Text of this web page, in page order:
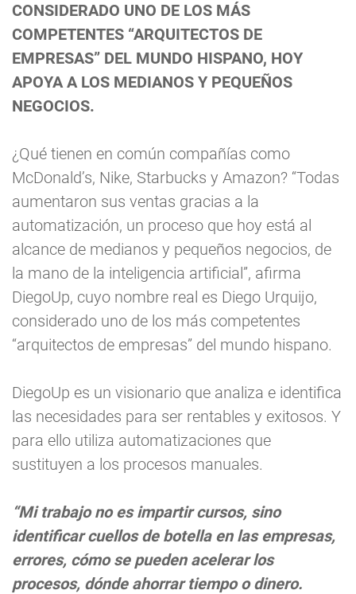
CONSIDERADO UNO DE LOS MÁS
COMPETENTES “ARQUITECTOS DE
EMPRESAS” DEL MUNDO HISPANO, HOY
APOYA A LOS MEDIANOS Y PEQUEÑOS
NEGOCIOS.
¿Qué tienen en común compañías como
McDonald’s, Nike, Starbucks y Amazon? “Todas
aumentaron sus ventas gracias a la
automatización, un proceso que hoy está al
alcance de medianos y pequeños negocios, de
la mano de la inteligencia artificial”, afirma
DiegoUp, cuyo nombre real es Diego Urquijo,
considerado uno de los más competentes
“arquitectos de empresas” del mundo hispano.
DiegoUp es un visionario que analiza e identifica
las necesidades para ser rentables y exitosos. Y
para ello utiliza automatizaciones que
sustituyen a los procesos manuales.
“Mi trabajo no es impartir cursos, sino
identificar cuellos de botella en las empresas,
errores, cómo se pueden acelerar los
procesos, dónde ahorrar tiempo o dinero.